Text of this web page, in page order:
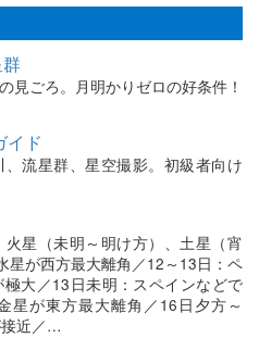
見ごろ。月明かりゼロの好条件！
イド
流星群、星空撮影。初級者向け
星（未明～明け方）、土星（宵
星が西方最大離角／12～13日：ペ
大／13日未明：スペインなどで
星が東方最大離角／16日夕方～
近／…